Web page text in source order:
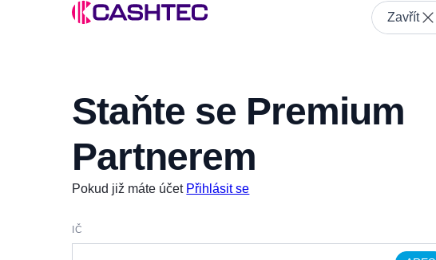
Zavřít
Staňte se Premium
Partnerem
Pokud již máte účet Přihlásit se
IČ